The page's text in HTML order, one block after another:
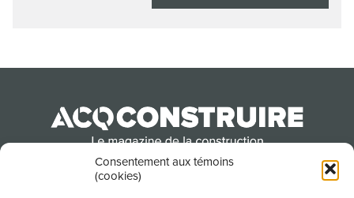
Consentement aux témoins
(cookies)